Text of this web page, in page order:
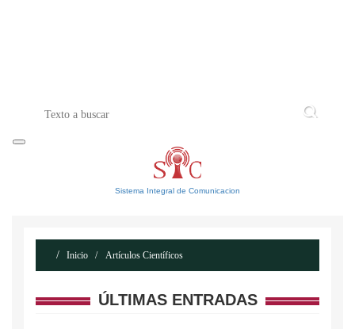
Sistema Integral de Comunicacion
Inicio Artículos Científicos
ÚLTIMAS ENTRADAS